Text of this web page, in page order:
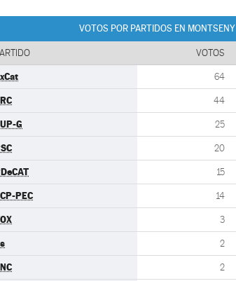
VOTOS POR PARTIDOS EN MONTSENY
VOTOS
64
44
G 25
20
15
PEC 14
3
2
2